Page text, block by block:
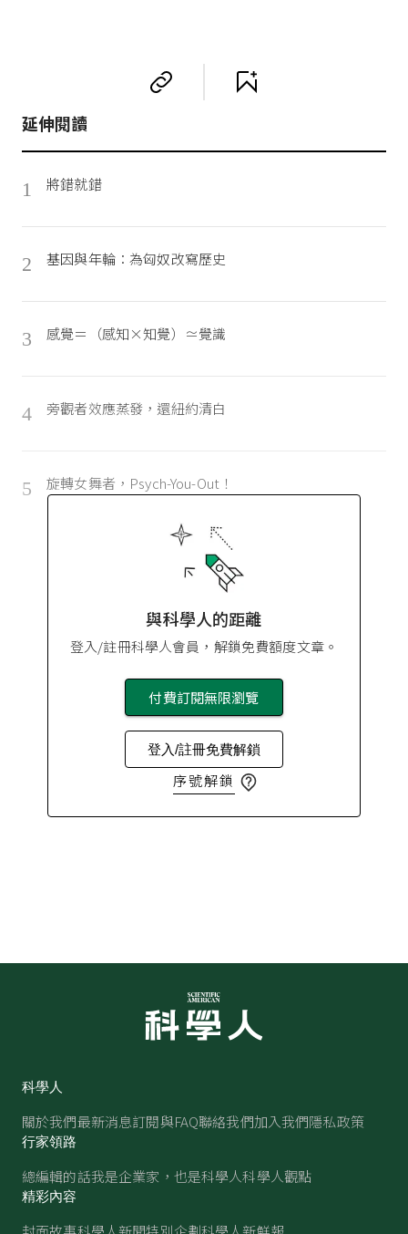
延伸閱讀
1 將錯就錯
2 基因與年輪：為匈奴改寫歷史
3 感覺＝（感知×知覺）≃覺識
4 旁觀者效應蒸發，還紐約清白
5 旋轉女舞者，Psych-You-Out！
與科學人的距離
登入/註冊科學人會員，解鎖免費額度文章。
付費訂閱無限瀏覽
登入/註冊免費解鎖
序號解鎖
科學人
關於我們最新消息訂閱與FAQ聯絡我們加入我們隱私政策
行家領路
總編輯的話我是企業家，也是科學人科學人觀點
精彩內容